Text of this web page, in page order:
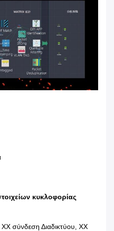
κυκλοφορίας
ΧΧ σύνδεση Διαδικτύου, ΧΧ